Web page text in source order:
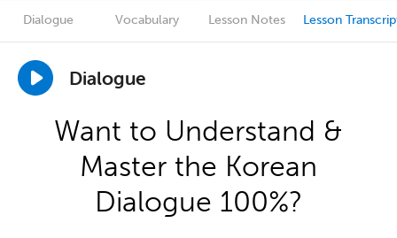
Dialogue Vocabulary Lesson Notes Lesson
Dialogue
Want to Understand &
Master the Korean
Dialogue 100%?